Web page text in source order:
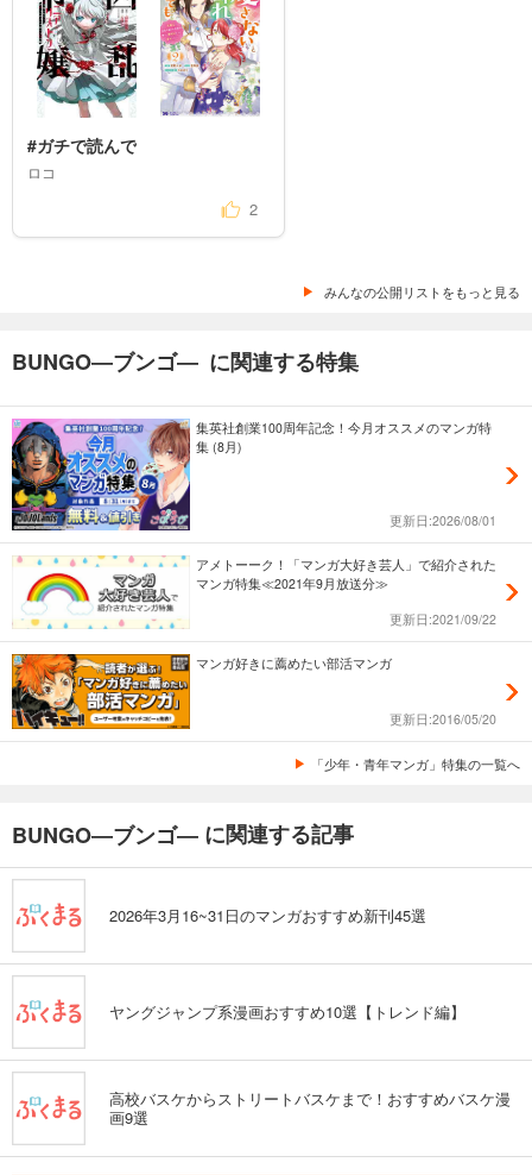
#ガチで読んで
ロコ
2
みんなの公開リストをもっと見る
BUNGO―ブンゴ― に関連する特集
集英社創業100周年記念！今月オススメのマンガ特
集 (8月)
更新日:2026/08/01
アメトーーク！「マンガ大好き芸人」で紹介された
マンガ特集≪2021年9月放送分≫
更新日:2021/09/22
マンガ好きに薦めたい部活マンガ
更新日:2016/05/20
「少年・青年マンガ」特集の一覧へ
BUNGO―ブンゴ― に関連する記事
2026年3月16~31日のマンガおすすめ新刊45選
ヤングジャンプ系漫画おすすめ10選【トレンド編】
高校バスケからストリートバスケまで！おすすめバスケ漫
画9選